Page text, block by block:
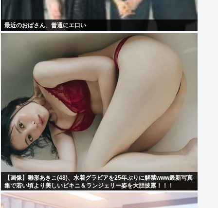
最近のおばさん、普通にエ口い
【画像】雛形あきこ(48)、水着グラビアを25年ぶりに解禁www最新写真
集で若い頃より美しいビキニ＆ランジェリー姿を大胆披露！！！